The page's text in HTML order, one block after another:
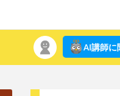
AI講師に